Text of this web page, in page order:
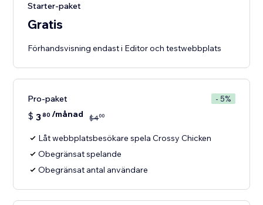
Starter-paket
Gratis
Förhandsvisning endast i Editor och testwebbplats
Pro-paket - 5%
$ 380 /månad $400
Låt webbplatsbesökare spela Crossy Chicken
Obegränsat spelande
Obegränsat antal användare